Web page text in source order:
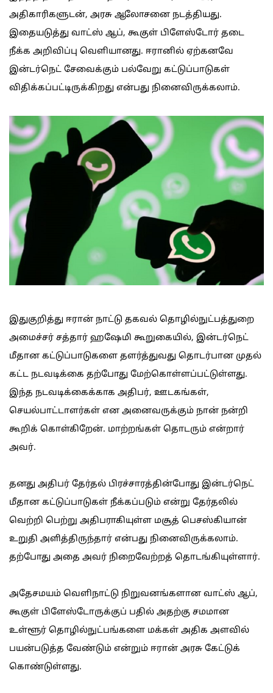
அதிகாரிகளுடன், அரசு ஆலோசனை நடத்தியது.
இதையடுத்து வாட்ஸ் ஆப், கூகுள் பிளேஸ்டோர் தடை
நீக்க அறிவிப்பு வெளியானது. ஈரானில் ஏற்கனவே
இன்டர்நெட் சேவைக்கும் பல்வேறு கட்டுப்பாடுகள்
விதிக்கப்பட்டிருக்கிறது என்பது நினைவிருக்கலாம்.
இதுகுறித்து ஈரான் நாட்டு தகவல் தொழில்நுட்பத்துறை
அமைச்சர் சத்தார் ஹஷேமி கூறுகையில், இன்டர்நெட்
மீதான கட்டுப்பாடுகளை தளர்த்துவது தொடர்பான முதல்
கட்ட நடவடிக்கை தற்போது மேற்கொள்ளப்பட்டுள்ளது.
இந்த நடவடிக்கைக்காக அதிபர், ஊடகங்கள்,
செயல்பாட்டாளர்கள் என அனைவருக்கும் நான் நன்றி
கூறிக் கொள்கிறேன். மாற்றங்கள் தொடரும் என்றார்
அவர்.
தனது அதிபர் தேர்தல் பிரச்சாரத்தின்போது இன்டர்நெட்
மீதான கட்டுப்பாடுகள் நீக்கப்படும் என்று தேர்தலில்
வெற்றி பெற்று அதிபராகியுள்ள மசூத் பெசஸ்கியான்
உறுதி அளித்திருந்தார் என்பது நினைவிருக்கலாம்.
தற்போது அதை அவர் நிறைவேற்றத் தொடங்கியுள்ளார்.
அதேசமயம் வெளிநாட்டு நிறுவனங்களான வாட்ஸ் ஆப்,
கூகுள் பிளேஸ்டோருக்குப் பதில் அதற்கு சமமான
உள்ளூர் தொழில்நுட்பங்களை மக்கள் அதிக அளவில்
பயன்படுத்த வேண்டும் என்றும் ஈரான் அரசு கேட்டுக்
கொண்டுள்ளது.